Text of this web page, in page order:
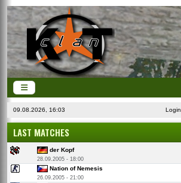
09.08.2026, 16:03 Login
LAST MATCHES
der Kopf
28.09.2005 - 18:00
Nation of Nemesis
26.09.2005 - 21:00